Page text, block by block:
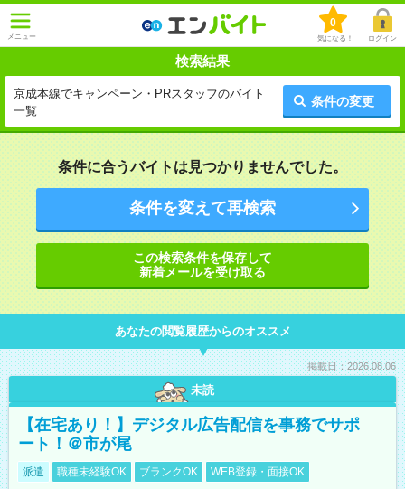
メニュー
0
気になる！ ログイン
検索結果
京成本線でキャンペーン・PRスタッフのバイト
一覧
条件の変更
条件に合うバイトは見つかりませんでした。
条件を変えて再検索
この検索条件を保存して
新着メールを受け取る
あなたの閲覧履歴からのオススメ
掲載日：2026.08.06
未読
【在宅あり！】デジタル広告配信を事務でサポ
ート！＠市が尾
派遣 職種未経験OK ブランクOK WEB登録・面接OK